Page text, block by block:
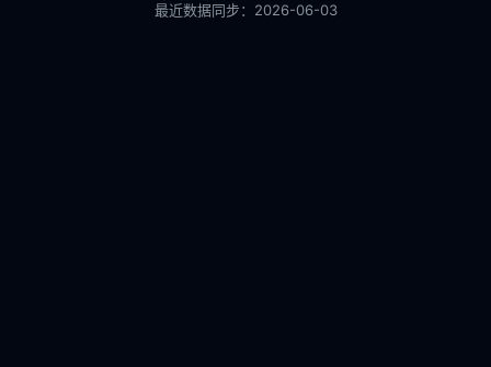
最近数据同步： 2026-06-03